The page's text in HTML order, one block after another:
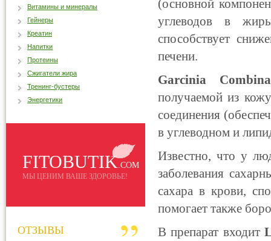
(основной
углеводов в
способствует
печени.
Garcinia
получаемой из
соединения
в углеводном и
Известно, что у
заболевания
сахара в крови,
помогает также
В препарат входит
Витамины и минералы
Гейнеры
Креатин
Напитки
Протеины
Сжигатели жира
Тренинг-бустеры
Энергетики
FITOBUTIK.COM
МЫ ЦЕНИМ ВАШЕ ЗДОРОВЬЕ!
ОТЗЫВЫ